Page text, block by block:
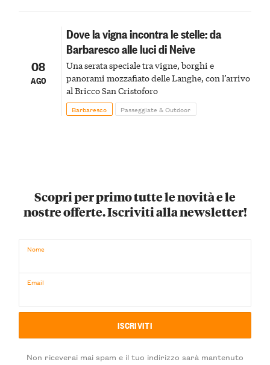
08
AGO
Dove la vigna incontra le stelle: da
Barbaresco alle luci di Neive
Una serata speciale tra vigne, borghi e
panorami mozzafiato delle Langhe, con l’arrivo
al Bricco San Cristoforo
Barbaresco Passeggiate & Outdoor
Scopri per primo tutte le novità e le
nostre offerte. Iscriviti alla newsletter!
Nome
Email
Non riceverai mai spam e il tuo indirizzo sarà mantenuto